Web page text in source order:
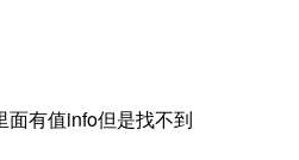
面有值info但是找不到